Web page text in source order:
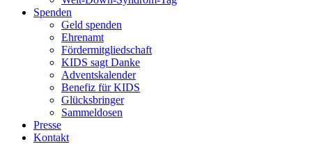
Spenden
Geld spenden
Ehrenamt
Fördermitgliedschaft
KIDS sagt Danke
Adventskalender
Benefiz für KIDS
Glücksbringer
Sammeldosen
Presse
Kontakt